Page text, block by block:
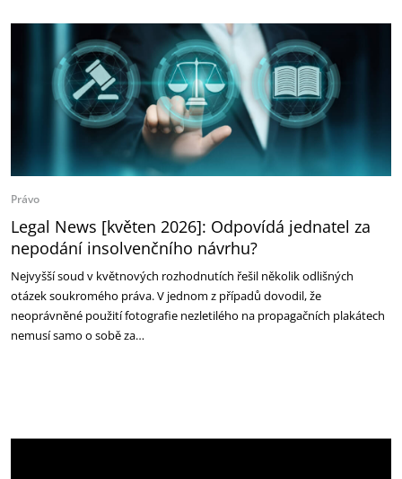
Právo
Legal News [květen 2026]: Odpovídá jednatel za
nepodání insolvenčního návrhu?
Nejvyšší soud v květnových rozhodnutích řešil několik odlišných
otázek soukromého práva. V jednom z případů dovodil, že
neoprávněné použití fotografie nezletilého na propagačních plakátech
nemusí samo o sobě za…